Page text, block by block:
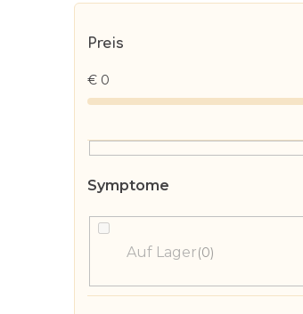
S
n
Preis
€ 0
Auf Lager 0